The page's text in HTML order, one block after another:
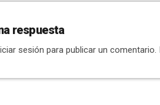
respuesta
sesión para publicar un comentario.